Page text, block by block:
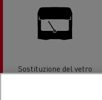
Sostituzione del vetro